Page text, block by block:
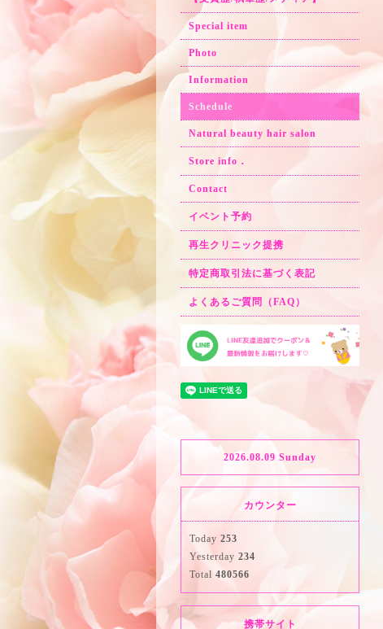
Special item
Photo
Information
Schedule
Natural beauty hair salon
Store info．
Contact
イベント予約
再生クリニック提携
特定商取引法に基づく表記
よくあるご質問（FAQ）
2026.08.09 Sunday
カウンター
Today 253
Yesterday 234
Total 480566
携帯サイト